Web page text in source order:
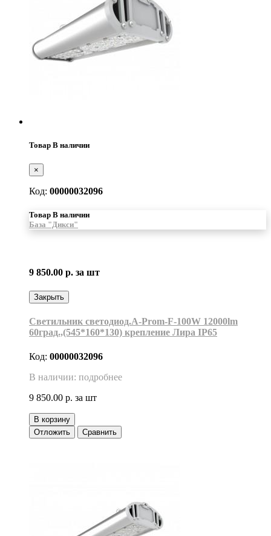
Товар В наличии
×
Код: 00000032096
Товар В наличии
База "Дикси"
9 850.00 р. за шт
Закрыть
Светильник светодиод.A-Prom-F-100W 12000lm
60град.,(545*160*130) крепление Лира IP65
Код: 00000032096
В наличии: подробнее
9 850.00 р. за шт
В корзину
Отложить
Сравнить